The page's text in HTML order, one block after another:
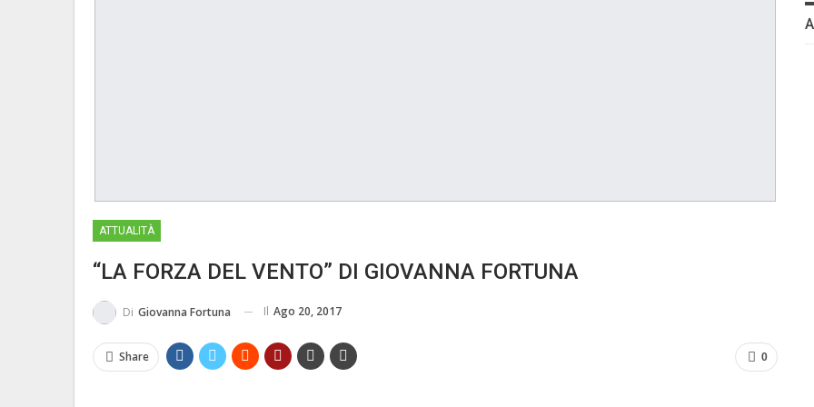
ATTUALITÀ
“LA FORZA DEL VENTO” DI GIOVANNA FORTUNA
Di Giovanna Fortuna Il Ago 20, 2017
0
Share